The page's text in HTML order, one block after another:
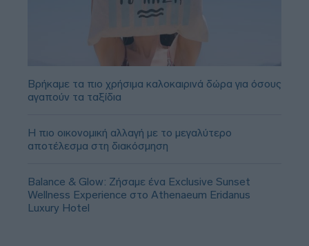
Βρήκαμε τα πιο χρήσιμα καλοκαιρινά δώρα για όσους
αγαπούν τα ταξίδια
Η πιο οικονομική αλλαγή με το μεγαλύτερο
αποτέλεσμα στη διακόσμηση
Balance & Glow: Ζήσαμε ένα Exclusive Sunset
Wellness Experience στο Athenaeum Eridanus
Luxury Hotel